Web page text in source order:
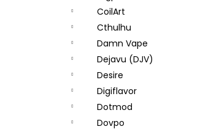
CoilArt
Cthulhu
Damn Vape
Dejavu (DJV)
Desire
Digiflavor
Dotmod
Dovpo